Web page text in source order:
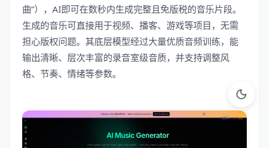
曲”），AI即可在数秒内生成完整且免版税的音乐片段。
生成的音乐可直接用于视频、播客、游戏等项目，无需
担心版权问题。其底层模型经过大量优质音频训练，能
输出清晰、层次丰富的录音室级音质，并支持调整风
格、节奏、情绪等参数。